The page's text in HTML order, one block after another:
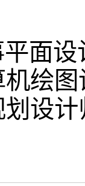
面
绘
设